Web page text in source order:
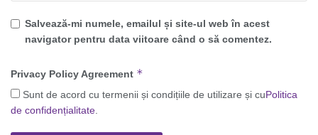
Salvează-mi numele, emailul și site-ul web în acest
navigator pentru data viitoare când o să comentez.
Privacy Policy Agreement *
Sunt de acord cu termenii și condițiile de utilizare și cuPolitica
de confidențialitate.